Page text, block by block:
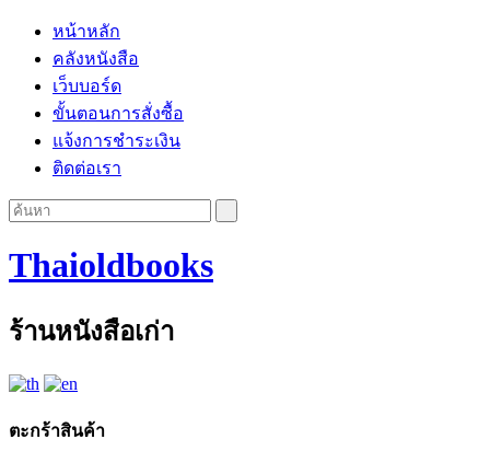
หน้าหลัก
คลังหนังสือ
เว็บบอร์ด
ขั้นตอนการสั่งซื้อ
แจ้งการชำระเงิน
ติดต่อเรา
Thaioldbooks
ร้านหนังสือเก่า
ตะกร้าสินค้า